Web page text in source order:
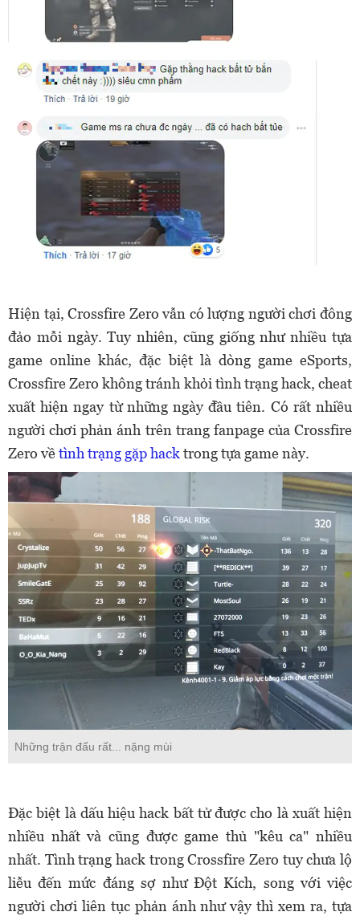
Hiện tại, Crossfire Zero vẫn có lượng người chơi đông
đảo mỗi ngày. Tuy nhiên, cũng giống như nhiều tựa
game online khác, đặc biệt là dòng game eSports,
Crossfire Zero không tránh khỏi tình trạng hack, cheat
xuất hiện ngay từ những ngày đầu tiên. Có rất nhiều
người chơi phản ánh trên trang fanpage của Crossfire
Zero vềtình trạng gặp hacktrong tựa game này.
Những trận đấu rất... nặng mùi
Đặc biệt là dấu hiệu hack bất tử được cho là xuất hiện
nhiều nhất và cũng được game thủ "kêu ca" nhiều
nhất. Tình trạng hack trong Crossfire Zero tuy chưa lộ
liễu đến mức đáng sợ như Đột Kích, song với việc
người chơi liên tục phản ánh như vậy thì xem ra, tựa